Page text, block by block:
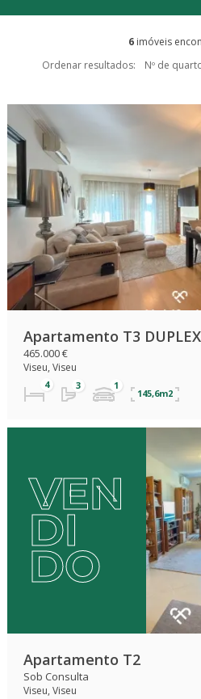
6 imóveis
Ordenar resultados:
Nº de
Apartamento T3 DUPLEX
465.000 €
Viseu, Viseu
145,6m2
VEN
DI
DO
Apartamento T2
Sob Consulta
Viseu, Viseu